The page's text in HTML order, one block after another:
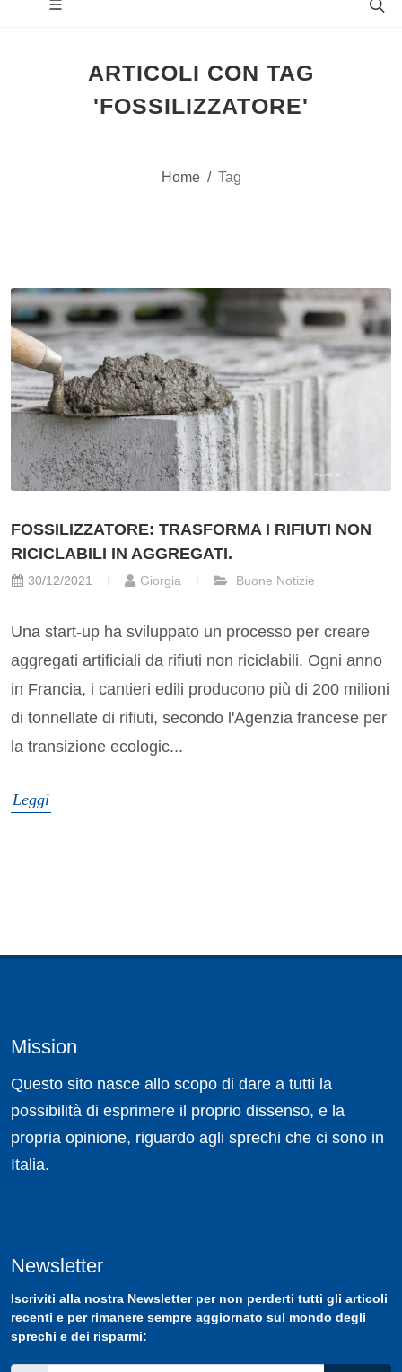
ARTICOLI CON TAG
'FOSSILIZZATORE'
Home / Tag
FOSSILIZZATORE: TRASFORMA I RIFIUTI NON
RICICLABILI IN AGGREGATI.
30/12/2021 Giorgia Buone Notizie
Una start-up ha sviluppato un processo per creare
aggregati artificiali da rifiuti non riciclabili. Ogni anno
in Francia, i cantieri edili producono più di 200 milioni
di tonnellate di rifiuti, secondo l'Agenzia francese per
la transizione ecologic...
Leggi
Mission
Questo sito nasce allo scopo di dare a tutti la
possibilità di esprimere il proprio dissenso, e la
propria opinione, riguardo agli sprechi che ci sono in
Italia.
Newsletter
Iscriviti alla nostra Newsletterper non perderti tutti gli articoli
recenti e per rimanere sempre aggiornato sul mondo degli
sprechi e dei risparmi: